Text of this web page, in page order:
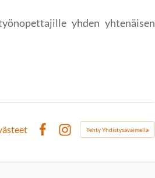
yhden yhtenäisen
Instagram
Tehty Yhdistysavaimella